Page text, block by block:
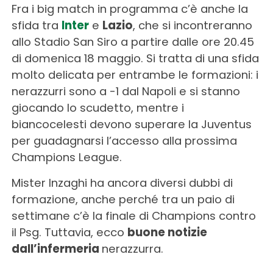
Fra i big match in programma c’è anche la
sfida tra Inter e Lazio, che si incontreranno
allo Stadio San Siro a partire dalle ore 20.45
di domenica 18 maggio. Si tratta di una sfida
molto delicata per entrambe le formazioni: i
nerazzurri sono a -1 dal Napoli e si stanno
giocando lo scudetto, mentre i
biancocelesti devono superare la Juventus
per guadagnarsi l’accesso alla prossima
Champions League.
Mister Inzaghi ha ancora diversi dubbi di
formazione, anche perché tra un paio di
settimane c’è la finale di Champions contro
il Psg. Tuttavia, ecco buone notizie
dall’infermeria nerazzurra.